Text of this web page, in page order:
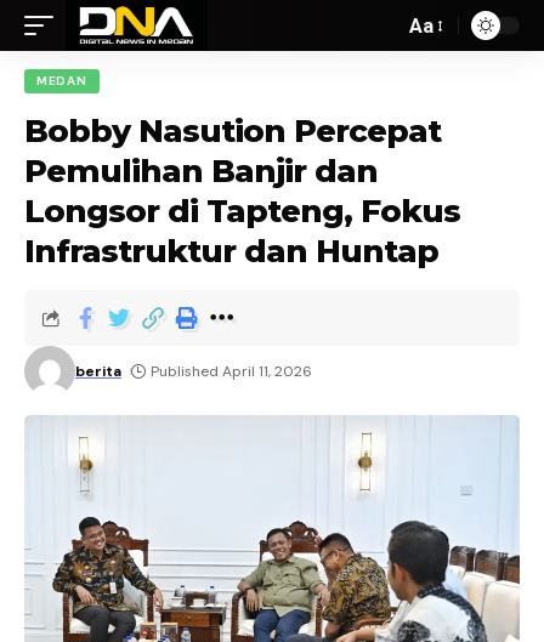
Aa
MEDAN
Bobby Nasution Percepat
Pemulihan Banjir dan
Longsor di Tapteng, Fokus
Infrastruktur dan Huntap
berita Published April 11, 2026